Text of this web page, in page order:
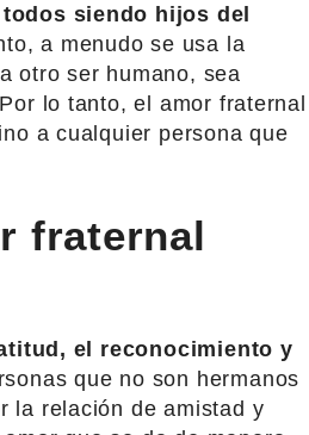
siendo hijos del
a menudo se usa la
otro ser humano, sea
lo tanto, el amor fraternal
a cualquier persona que
fraternal
el reconocimiento y
que no son hermanos
la relación de amistad y